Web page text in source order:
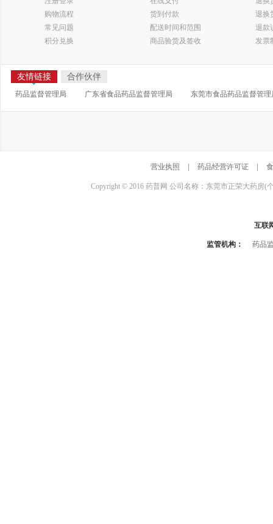
购物流程
常见问题
积分兑换
货到付款
配送时间和范围
商品验货及签收
退换
退款
发票
友情链接 合作伙伴
药品监督管理局 广东省食品药品监督管理局 东莞市食品药品监督管理
营业执照 药品经营许可证
Copyright © 2016 药普网 公司名称：东莞市正荣大药房(
互联
监管机构： 药品